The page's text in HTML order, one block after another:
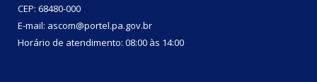
CEP: 68480-000
E-mail: ascom@portel.pa.gov.br
Horário de atendimento: 08:00 às 14:00